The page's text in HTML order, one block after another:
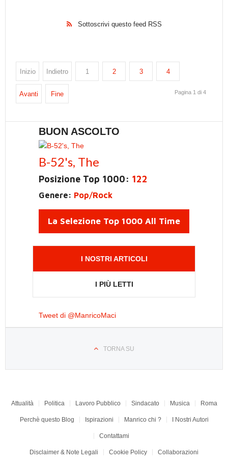
Sottoscrivi questo feed RSS
Inizio Indietro 1 2 3 4
Avanti Fine Pagina 1 di 4
BUON ASCOLTO
B-52's, The
Posizione Top 1000: 122
Genere: Pop/Rock
La Selezione Top 1000 All Time
I NOSTRI ARTICOLI
I PIÙ LETTI
Tweet di @ManricoMaci
TORNA SU
Attualità Politica Lavoro Pubblico Sindacato Musica Roma
Perchè questo Blog Ispirazioni Manrico chi ? I Nostri Autori
Contattami
Disclaimer & Note Legali Cookie Policy Collaborazioni